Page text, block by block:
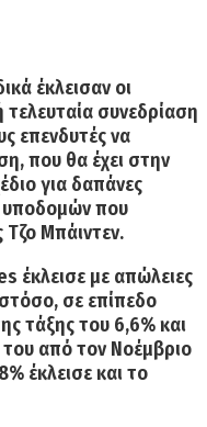
έκλεισαν οι
τελευταία συνεδρίαση
επενδυτές να
που θα έχει στην
για δαπάνες
υποδομών που
Μπάιντεν.
έκλεισε με απώλειες
σε επίπεδο
τάξης του 6,6%και
από τον Νοέμβριο
έκλεισε και το